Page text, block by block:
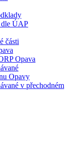
ÚAP
části
Opava
Opavy
v přechodném